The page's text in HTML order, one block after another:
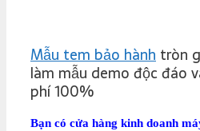
Mẫu tem bảo hành tròn
làm mẫu demo độc đáo
phí 100%
Bạn có cửa hàng kinh doanh